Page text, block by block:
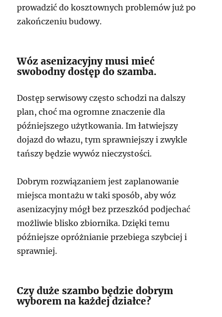
prowadzić do kosztownych problemów już po
zakończeniu budowy.
Wóz asenizacyjny musi mieć
swobodny dostęp do szamba.
Dostęp serwisowy często schodzi na dalszy
plan, choć ma ogromne znaczenie dla
późniejszego użytkowania. Im łatwiejszy
dojazd do włazu, tym sprawniejszy i zwykle
tańszy będzie wywóz nieczystości.
Dobrym rozwiązaniem jest zaplanowanie
miejsca montażu w taki sposób, aby wóz
asenizacyjny mógł bez przeszkód podjechać
możliwie blisko zbiornika. Dzięki temu
późniejsze opróżnianie przebiega szybciej i
sprawniej.
Czy duże szambo będzie dobrym
wyborem na każdej działce?